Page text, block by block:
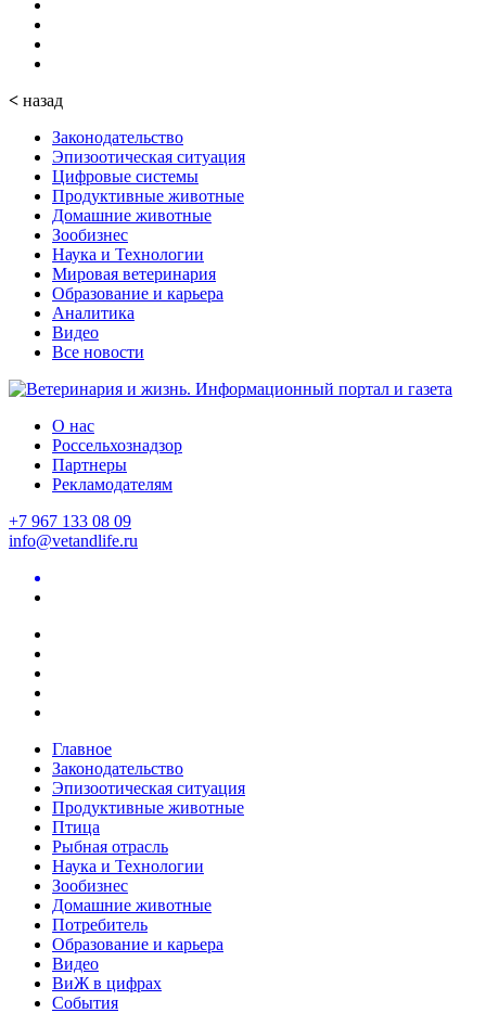
< назад
Законодательство
Эпизоотическая ситуация
Цифровые системы
Продуктивные животные
Домашние животные
Зообизнес
Наука и Технологии
Мировая ветеринария
Образование и карьера
Аналитика
Видео
Все новости
О нас
Россельхознадзор
Партнеры
Рекламодателям
+7 967 133 08 09
info@vetandlife.ru
Главное
Законодательство
Эпизоотическая ситуация
Продуктивные животные
Птица
Рыбная отрасль
Наука и Технологии
Зообизнес
Домашние животные
Потребитель
Образование и карьера
Видео
ВиЖ в цифрах
События